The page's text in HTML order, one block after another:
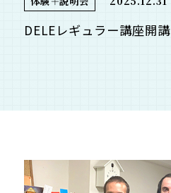
DELEレギュラー講座開講